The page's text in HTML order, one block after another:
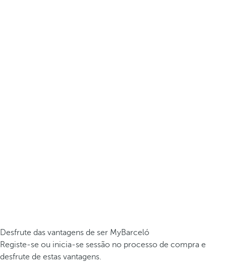
Desfrute das vantagens de ser MyBarceló
Registe-se ou inicia-se sessão no processo de compra e
desfrute de estas vantagens.